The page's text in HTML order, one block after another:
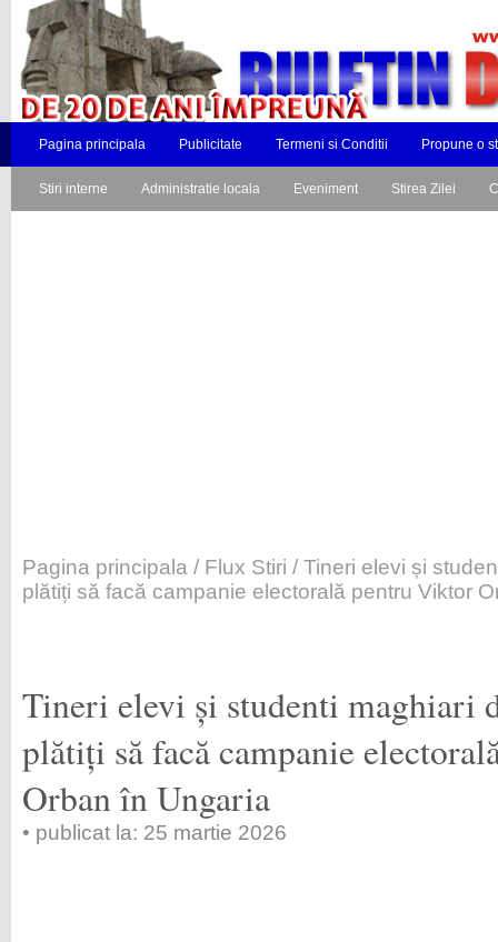
Pagina principala Publicitate Termeni si Conditii Propune o
Stiri interne Administratie locala Eveniment Stirea Zilei
Pagina principala / Flux Stiri / Tineri elevi și
plătiți să facă campanie electorală pentru Viktor
Tineri elevi și studenti maghiari
plătiți să facă campanie
Orban în Ungaria
• publicat la: 25 martie 2026